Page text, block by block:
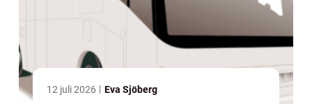
12 juli 2026 Eva Sjöberg